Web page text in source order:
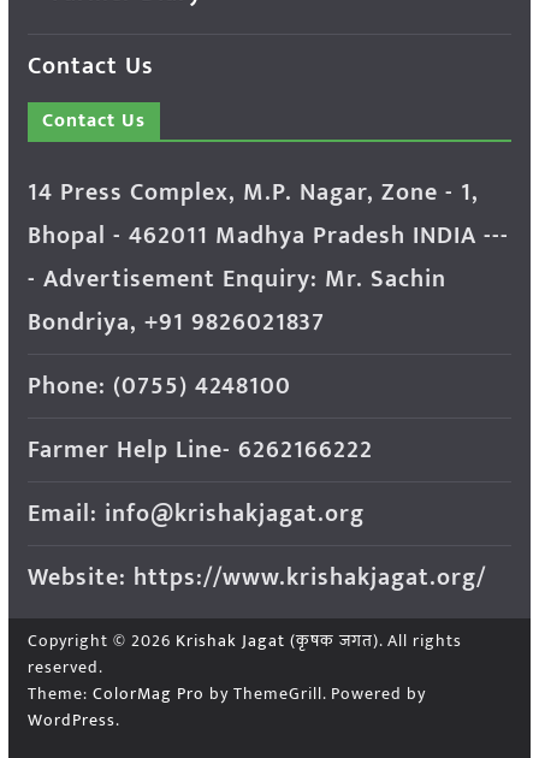
Contact Us
Contact Us
14 Press Complex, M.P. Nagar, Zone - 1,
Bhopal - 462011 Madhya Pradesh INDIA ---
- Advertisement Enquiry: Mr. Sachin
Bondriya, +91 9826021837
Phone: (0755) 4248100
Farmer Help Line- 6262166222
Email: info@krishakjagat.org
Website: https://www.krishakjagat.org/
Copyright © 2026 Krishak Jagat (कृषक जगत). All rights
reserved.
Theme: ColorMag Pro by ThemeGrill. Powered by
WordPress.